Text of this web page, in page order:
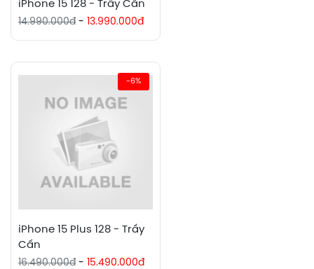
iPhone 15 128 - Trầy Cấn
14.990.000đ - 13.990.000đ
iPhone 15 Plus 128 - Trầy
Cấn
16.490.000đ - 15.490.000đ
-6%